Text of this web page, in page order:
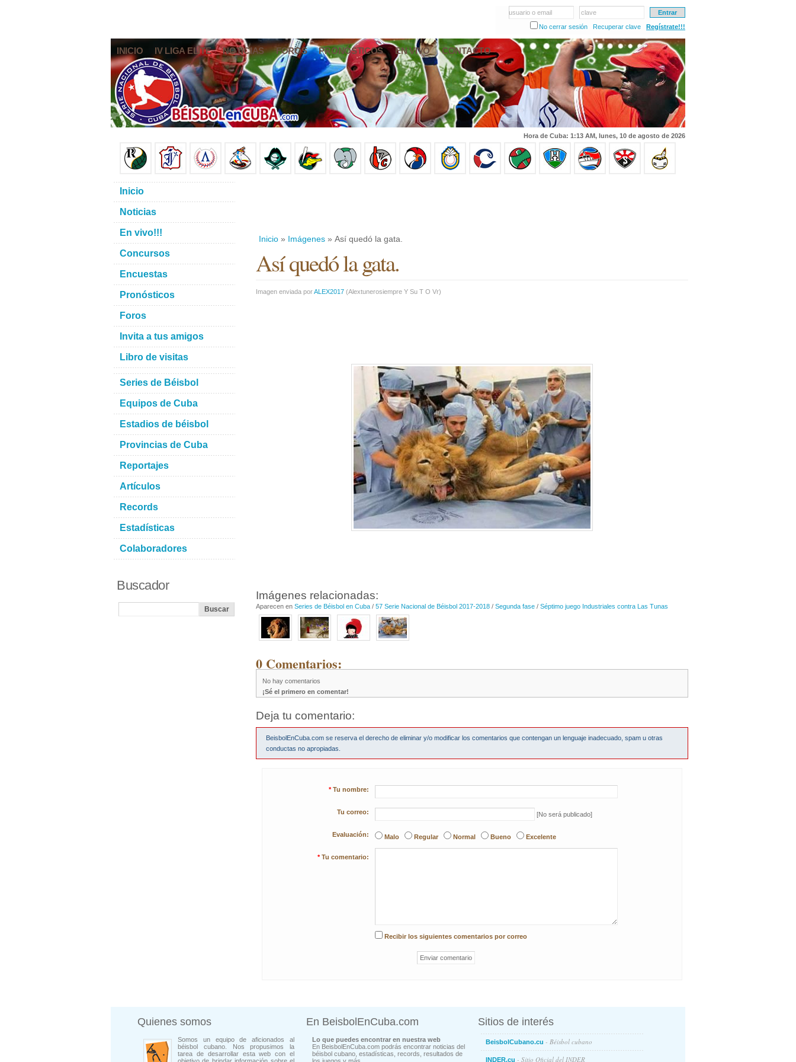
usuario o email
clave
No cerrar sesión
Recuperar clave Regístrate!!!
INICIO IV LIGA ELITE NOTICIAS FOROS PRONÓSTICOS EN VIVO CONTACTO
Hora de Cuba: 1:13 AM, lunes, 10 de agosto de 2026
Inicio » Imágenes » Así quedó la gata.
Así quedó la gata.
Imagen enviada porALEX2017 (Alextunerosiempre Y Su T O Vr)
Imágenes relacionadas:
Aparecen en Series de Béisbol en Cuba / 57 Serie Nacional de Béisbol 2017-2018 / Segunda fase / Séptimo juego Industriales contra Las Tunas
0 Comentarios:
No hay comentarios
¡Sé el primero en comentar!
Deja tu comentario:
BeisbolEnCuba.com se reserva el derecho de eliminar y/o modificar los comentarios que contengan un lenguaje inadecuado, spam u otras
conductas no apropiadas.
* Tu nombre:
Tu correo: [No será publicado]
Evaluación: Malo Regular Normal Bueno Excelente
* Tu comentario:
Recibir los siguientes comentarios por correo
Inicio
Noticias
En vivo!!!
Concursos
Encuestas
Pronósticos
Foros
Invita a tus amigos
Libro de visitas
Series de Béisbol
Equipos de Cuba
Estadios de béisbol
Provincias de Cuba
Reportajes
Artículos
Records
Estadísticas
Colaboradores
Buscador
Quienes somos
Somos un equipo de aficionados al
béisbol cubano. Nos propusimos la
tarea de desarrollar esta web con el
En BeisbolEnCuba.com
Lo que puedes encontrar en nuestra web
En BeisbolEnCuba.com podrás encontrar noticias del
béisbol cubano, estadísticas, records, resultados de
Sitios de interés
BeisbolCubano.cu - Béisbol cubano
INDER.cu - Sitio Oficial del INDER